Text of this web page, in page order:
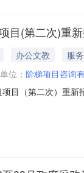
目(第二次)重
办公文教
服务
位： 阶梯项目咨询
目（第二次）重新